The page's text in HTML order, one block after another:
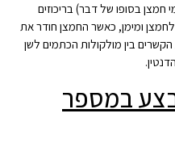
בסופו של דבר) בריכוזים
לחמצן ומימן, כאשר החמצן חודר את
בין מולקולות הכתמים לשן
במספר